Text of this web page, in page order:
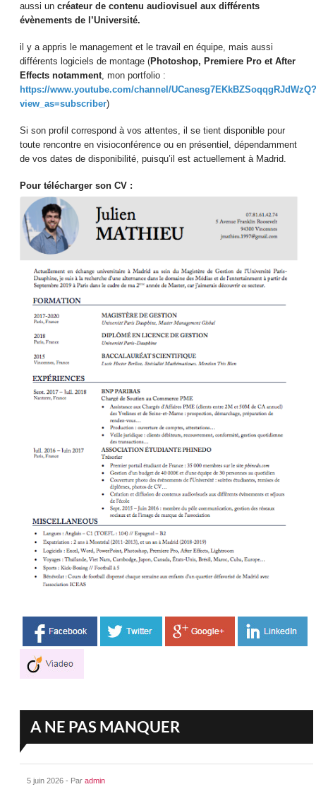
aussi uncréateur de contenu audiovisuel aux différents
évènements de l’Université.
il y a appris le management et le travail en équipe, mais aussi
différents logiciels de montage (Photoshop, Premiere Pro et After
Effects notamment, mon portfolio :
https://www.youtube.com/channel/
view_as=subscriber)
Si son profil correspond à vos attentes, il se tient disponible pour
toute rencontre en visioconférence ou en présentiel, dépendamment
de vos dates de disponibilité, puisqu’il estactuellement à Madrid.
Pour télécharger son CV :
A NE PAS MANQUER
5 juin 2026 - Paradmin